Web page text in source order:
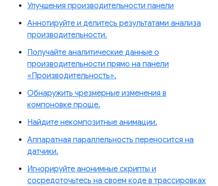
Улучшения производительности панели
Аннотируйте и делитесь результатами анализа
производительности.
Получайте аналитические данные о
производительности прямо на панели
«Производительность».
Обнаружить чрезмерные изменения в
компоновке проще.
Найдите некомпозитные анимации.
Аппаратная параллельность переносится на
датчики.
Игнорируйте анонимные скрипты и
сосредоточьтесь на своем коде в трассировках